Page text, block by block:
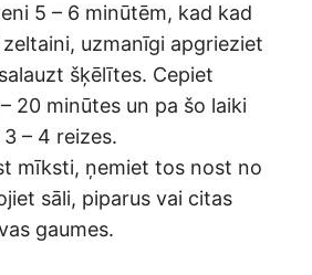
5 – 6 minūtēm, kad kad
uzmanīgi apgrieziet
šķēlītes. Cepiet
20 minūtes un pa šo laiki
– 4 reizes.
mīksti, ņemiet tos nost no
sāli, piparus vai citas
gaumes.